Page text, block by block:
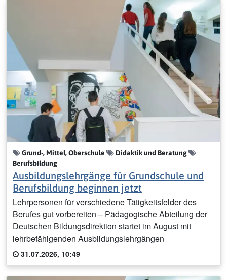
Grund-, Mittel, Oberschule
Didaktik und Beratung
Berufsbildung
Ausbildungslehrgänge für Grundschule und
Berufsbildung beginnen jetzt
Lehrpersonen für verschiedene Tätigkeitsfelder des
Berufes gut vorbereiten – Pädagogische Abteilung der
Deutschen Bildungsdirektion startet im August mit
lehrbefähigenden Ausbildungslehrgängen
31.07.2026, 10:49